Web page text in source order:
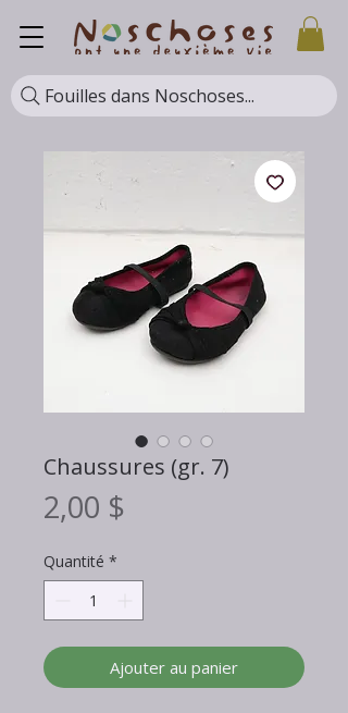
Fouilles dans Noschoses...
Chaussures (gr. 7)
2,00 $
Quantité *
Ajouter au panier